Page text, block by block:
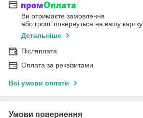
Ви отримаєте замовлення
або гроші повернуться на вашу картку
Детальніше
Післяплата
Оплата за реквізитами
Всі умови оплати
Умови повернення